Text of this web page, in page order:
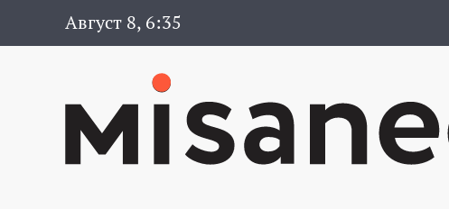
Август 8, 6:35